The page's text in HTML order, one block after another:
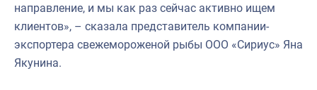
направление, и мы как раз сейчас активно ищем
клиентов», – сказала представитель компании-
экспортера свежемороженой рыбы ООО «Сириус» Яна
Якунина.